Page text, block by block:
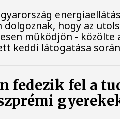
dolgoznak, hogy az
működjön - közölte
keddi látogatása
fedezik fel a